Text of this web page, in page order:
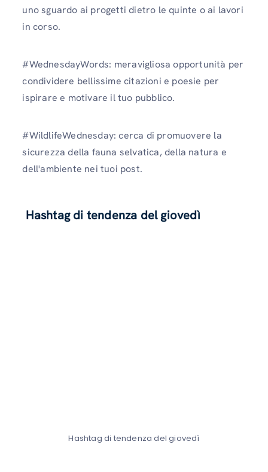
uno sguardo ai progetti dietro le quinte o ai lavori
in corso.
#WednesdayWords: meravigliosa opportunità per
condividere bellissime citazioni e poesie per
ispirare e motivare il tuo pubblico.
#WildlifeWednesday: cerca di promuovere la
sicurezza della fauna selvatica, della natura e
dell'ambiente nei tuoi post.
Hashtag di tendenza del giovedì
Hashtag di tendenza del giovedì